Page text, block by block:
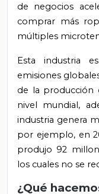
de negocios
comprar más
múltiples
Esta industria
emisiones
de la producción
nivel mundial,
industria genera
por ejemplo, en
produjo 92
los cuales no se
¿Qué